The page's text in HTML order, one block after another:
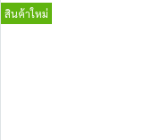
สินค้าใหม่